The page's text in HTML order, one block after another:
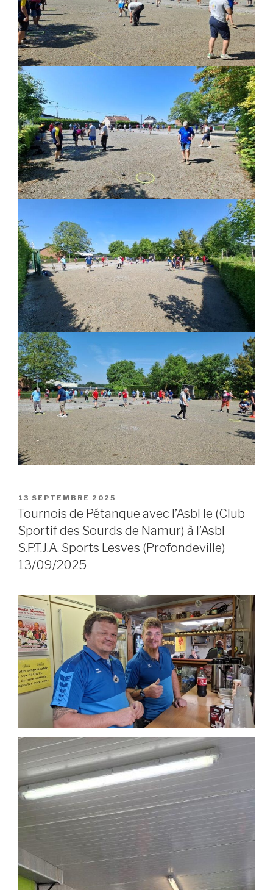
POSTED
ON
13 SEPTEMBRE 2025
Tournois de Pétanque avec l’Asbl le (Club
Sportif des Sourds de Namur) à l’Asbl
S.P.T.J.A. Sports Lesves (Profondeville)
13/09/2025